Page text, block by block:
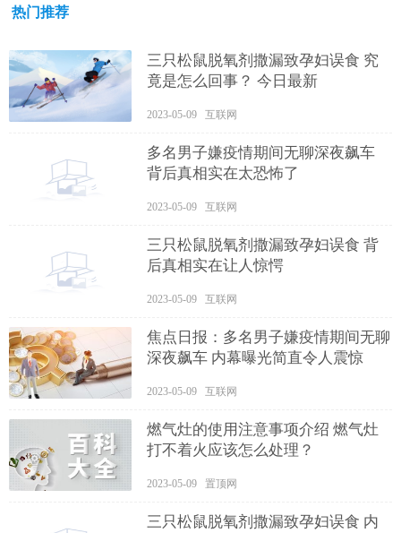
热门推荐
三只松鼠脱氧剂撒漏致孕妇误食 究
竟是怎么回事？ 今日最新
2023-05-09 互联网
多名男子嫌疫情期间无聊深夜飙车
背后真相实在太恐怖了
2023-05-09 互联网
三只松鼠脱氧剂撒漏致孕妇误食 背
后真相实在让人惊愕
2023-05-09 互联网
焦点日报：多名男子嫌疫情期间无聊
深夜飙车 内幕曝光简直令人震惊
2023-05-09 互联网
燃气灶的使用注意事项介绍 燃气灶
打不着火应该怎么处理？
2023-05-09 置顶网
三只松鼠脱氧剂撒漏致孕妇误食 内